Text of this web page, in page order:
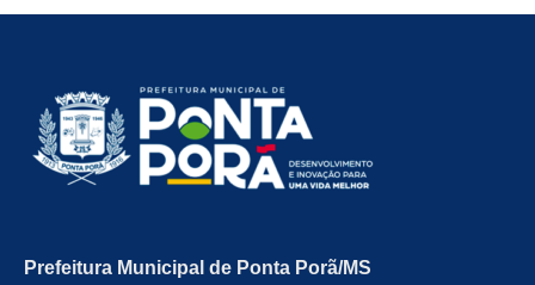
Prefeitura Municipal de Ponta Porã/MS